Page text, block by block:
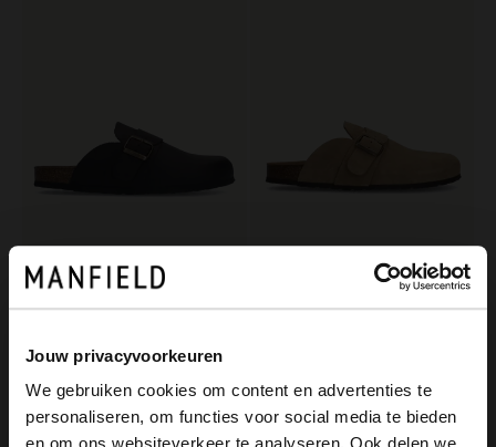
Jouw privacyvoorkeuren
We gebruiken cookies om content en advertenties te
personaliseren, om functies voor social media te bieden
Manfield
Braune Nubuk-Slipper Beigefarbene Slip-ons aus Veloursleder